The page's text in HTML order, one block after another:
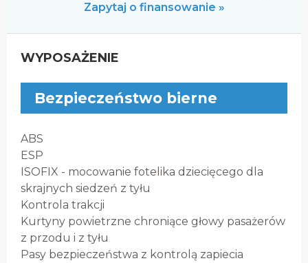
Zapytaj o finansowanie »
WYPOSAŻENIE
Bezpieczeństwo bierne
ABS
ESP
ISOFIX - mocowanie fotelika dziecięcego dla
skrajnych siedzeń z tyłu
Kontrola trakcji
Kurtyny powietrzne chroniące głowy pasażerów
z przodu i z tyłu
Pasy bezpieczeństwa z kontrolą zapiecia